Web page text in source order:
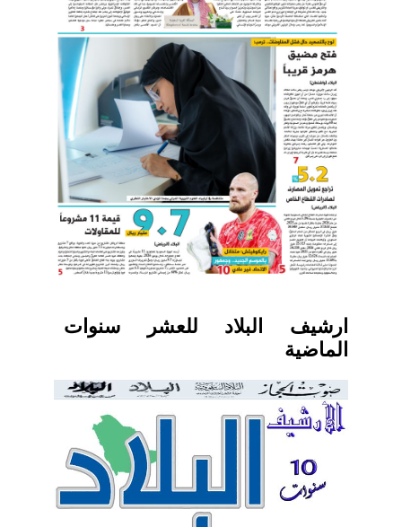
ارشيف البلاد للعشر سنوات
الماضية